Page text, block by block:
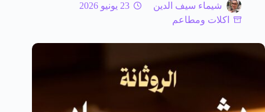
شيماء سيف الدين
23 يونيو 2026
اكلات ومطاعم